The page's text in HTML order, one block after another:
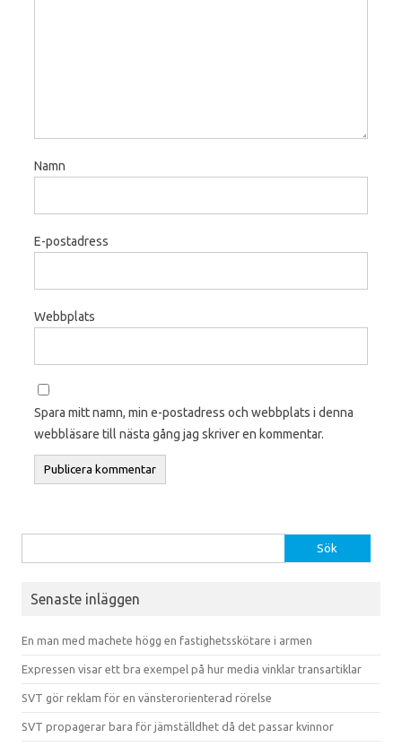
Namn
E-postadress
Webbplats
Spara mitt namn, min e-postadress och webbplats i denna
webbläsare till nästa gång jag skriver en kommentar.
Senaste inläggen
En man med machete högg en fastighetsskötare i armen
Expressen visar ett bra exempel på hur media vinklar transartiklar
SVT gör reklam för en vänsterorienterad rörelse
SVT propagerar bara för jämställdhet då det passar kvinnor